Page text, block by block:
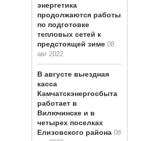
энергетика
продолжаются работы
по подготовке
тепловых сетей к
предстоящей зиме 08
авг 2022
В августе выездная
касса
Камчатскэнергосбыта
работает в
Вилючинске и в
четырех поселках
Елизовского района 08